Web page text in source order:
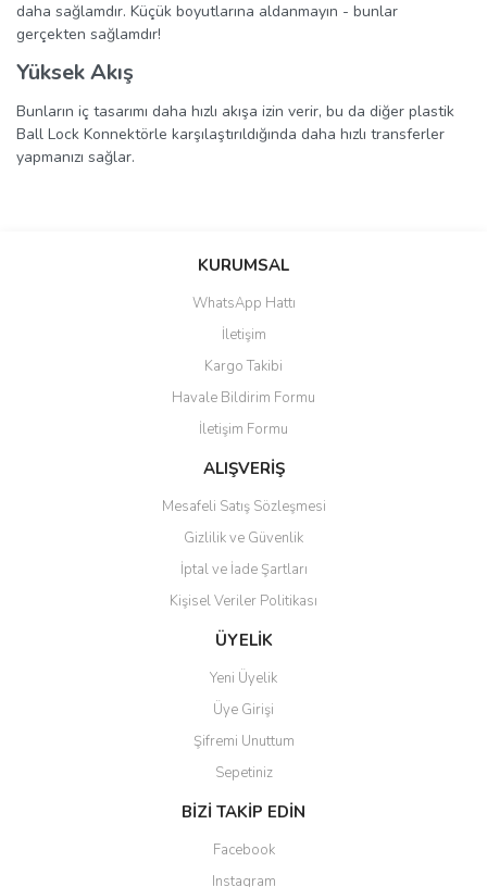
daha sağlamdır. Küçük boyutlarına aldanmayın - bunlar
gerçekten sağlamdır!
Yüksek Akış
Bunların iç tasarımı daha hızlı akışa izin verir, bu da diğer plastik
Ball Lock Konnektörle karşılaştırıldığında daha hızlı transferler
yapmanızı sağlar.
Ürün resmi kalitesiz, bozuk veya görüntülenemiyor.
Ürün açıklamasında eksik bilgiler bulunuyor.
Ürün bilgilerinde hatalar bulunuyor.
Ürün fiyatı diğer sitelerden daha pahalı.
Bu ürüne benzer farklı alternatifler olmalı.
Gönder
KURUMSAL
WhatsApp Hattı
İletişim
Kargo Takibi
Havale Bildirim Formu
İletişim Formu
ALIŞVERİŞ
Mesafeli Satış Sözleşmesi
Gizlilik ve Güvenlik
İptal ve İade Şartları
Kişisel Veriler Politikası
ÜYELİK
Yeni Üyelik
Üye Girişi
Şifremi Unuttum
Sepetiniz
BİZİ TAKİP EDİN
Facebook
Instagram